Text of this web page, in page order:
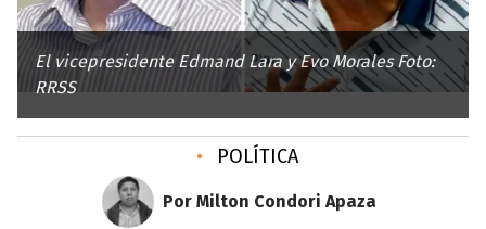
El vicepresidente Edmand Lara y Evo Morales Foto:
RRSS
• POLÍTICA
Por Milton Condori Apaza